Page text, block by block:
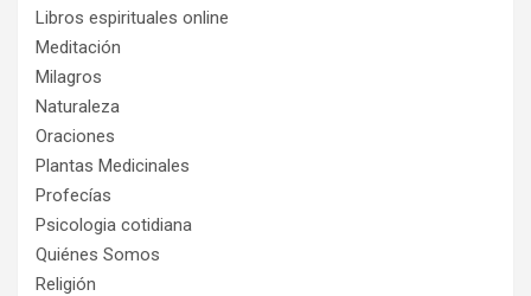
Libros espirituales online
Meditación
Milagros
Naturaleza
Oraciones
Plantas Medicinales
Profecías
Psicologia cotidiana
Quiénes Somos
Religión